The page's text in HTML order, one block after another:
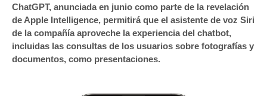
ChatGPT, anunciada en junio como parte de la revelación
de Apple Intelligence, permitirá que el asistente de voz Siri
de la compañía aproveche la experiencia del chatbot,
incluidas las consultas de los usuarios sobre fotografías y
documentos, como presentaciones.